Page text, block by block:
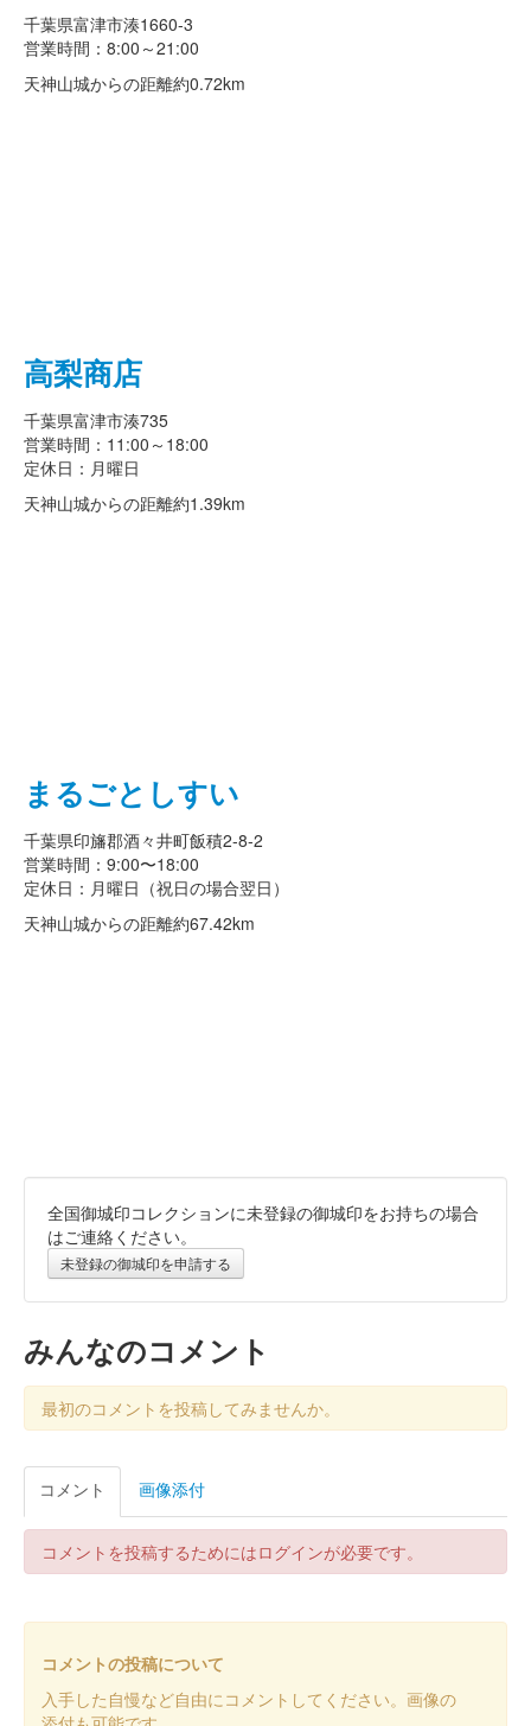
千葉県富津市湊1660-3
営業時間：8:00～21:00
天神山城からの距離約0.72km
高梨商店
千葉県富津市湊735
営業時間：11:00～18:00
定休日：月曜日
天神山城からの距離約1.39km
まるごとしすい
千葉県印旛郡酒々井町飯積2-8-2
営業時間：9:00〜18:00
定休日：月曜日（祝日の場合翌日）
天神山城からの距離約67.42km
全国御城印コレクションに未登録の御城印をお持ちの場合
はご連絡ください。
未登録の御城印を申請する
みんなのコメント
最初のコメントを投稿してみませんか。
コメント 画像添付
コメントを投稿するためにはログインが必要です。
コメントの投稿について
入手した自慢など自由にコメントしてください。画像の